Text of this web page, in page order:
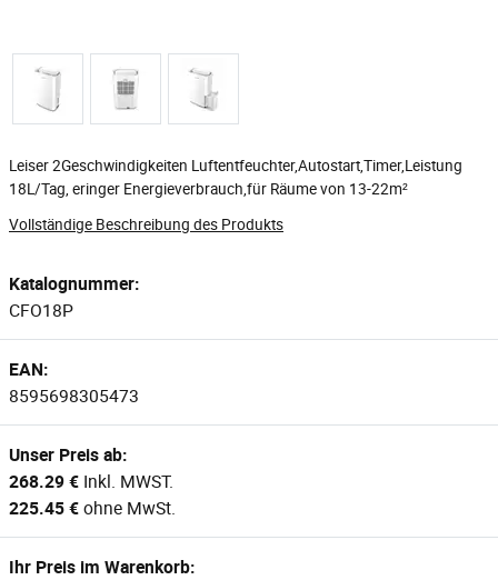
Leiser 2Geschwindigkeiten Luftentfeuchter,Autostart,Timer,Leistung
18L/Tag, eringer Energieverbrauch,für Räume von 13-22m²
Vollständige Beschreibung des Produkts
Katalognummer:
CFO18P
EAN:
8595698305473
Unser Preis ab:
268.29 € Inkl. MWST.
225.45 €ohne MwSt.
Ihr Preis im Warenkorb: